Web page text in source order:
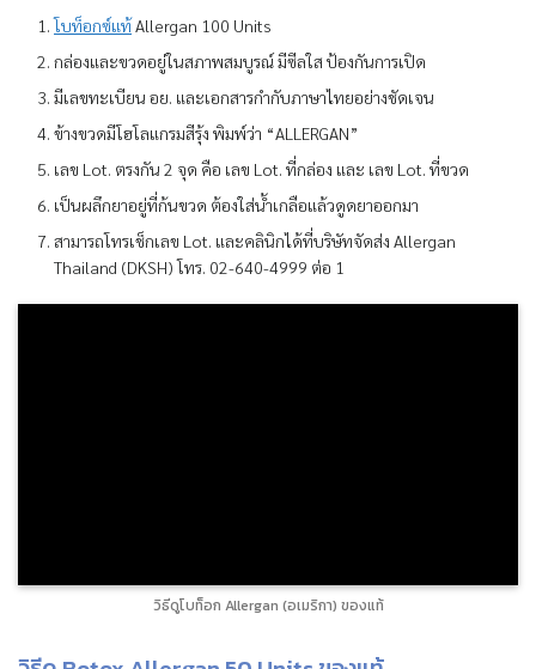
โบท็อกซ์แท้Allergan 100 Units
กล่องและขวดอยู่ในสภาพสมบูรณ์ มีซีลใส ป้องกันการเปิด
มีเลขทะเบียน อย. และเอกสารกำกับภาษาไทยอย่างชัดเจน
ข้างขวดมีโฮโลแกรมสีรุ้ง พิมพ์ว่า “ALLERGAN”
เลข Lot. ตรงกัน 2 จุด คือ เลข Lot. ที่กล่อง และ เลข Lot. ที่ขวด
เป็นผลึกยาอยู่ที่ก้นขวด ต้องใส่น้ำเกลือแล้วดูดยาออกมา
สามารถโทรเช็กเลข Lot. และคลินิกได้ที่บริษัทจัดส่ง Allergan
Thailand (DKSH) โทร. 02-640-4999 ต่อ 1
วิธีดูโบท็อก Allergan (อเมริกา) ของแท้